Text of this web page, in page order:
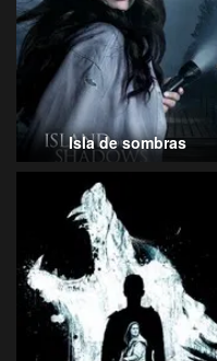
Isla de sombras